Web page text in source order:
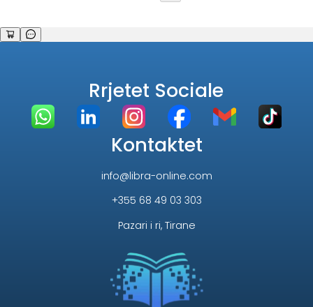
Rrjetet Sociale
Kontaktet
info@libra-online.com
+355 68 49 03 303
Pazari i ri, Tirane